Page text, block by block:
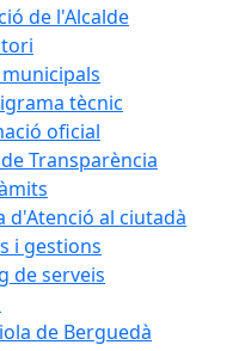
de l'Alcalde
tècnic
oficial
Transparència
d'Atenció al ciutadà
i gestions
de serveis
de Berguedà